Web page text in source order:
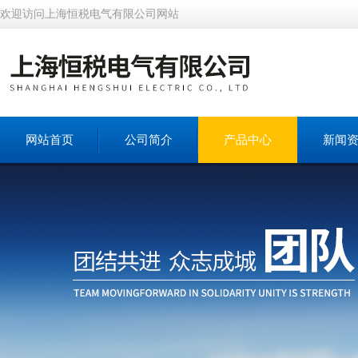
欢迎访问上海恒税电气有限公司网站
网站首页 公司简介 产品中心 新闻